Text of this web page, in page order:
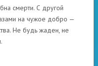
смерти. С другой
на чужое добро —
Не будь жаден, не